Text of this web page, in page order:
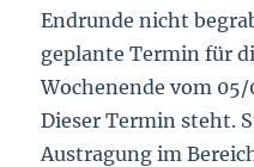
Endrunde nicht
geplante Termin für
Wochenende vom
Dieser Termin steht.
Austragung im